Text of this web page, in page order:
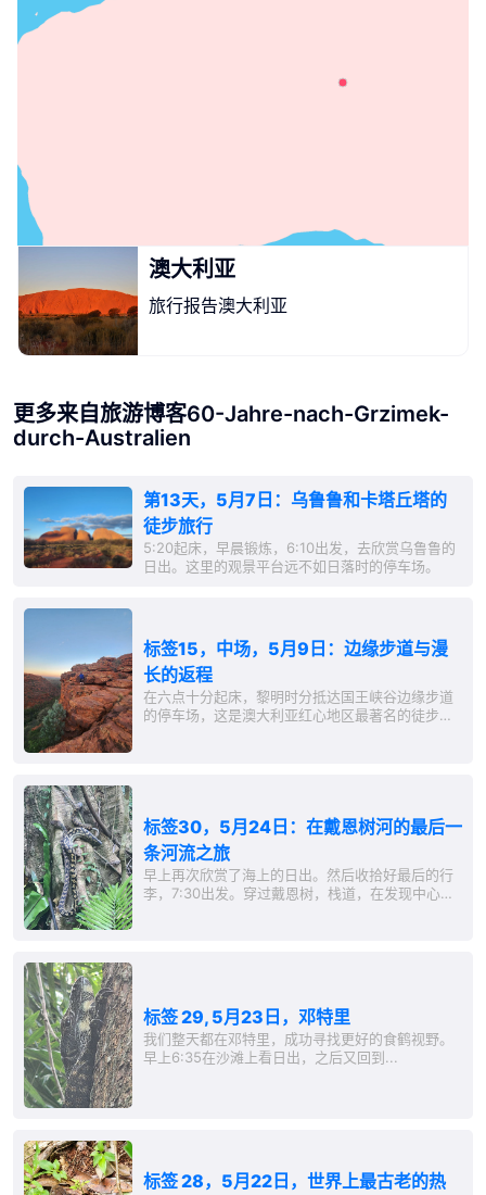
澳大利亚
旅行报告澳大利亚
更多来自旅游博客60-Jahre-nach-Grzimek-
durch-Australien
第13天，5月7日：乌鲁鲁和卡塔丘塔的
徒步旅行
5:20起床，早晨锻炼，6:10出发，去欣赏乌鲁鲁的
日出。这里的观景平台远不如日落时的停车场。
标签15，中场，5月9日：边缘步道与漫
长的返程
在六点十分起床，黎明时分抵达国王峡谷边缘步道
的停车场，这是澳大利亚红心地区最著名的徒步旅
标签30，5月24日：在戴恩树河的最后一
条河流之旅
早上再次欣赏了海上的日出。然后收拾好最后的行
李，7:30出发。穿过戴恩树，栈道，在发现中心步
标签 29, 5月23日，邓特里
我们整天都在邓特里，成功寻找更好的食鹤视野。
早上6:35在沙滩上看日出，之后又回到...
标签 28，5月22日，世界上最古老的热